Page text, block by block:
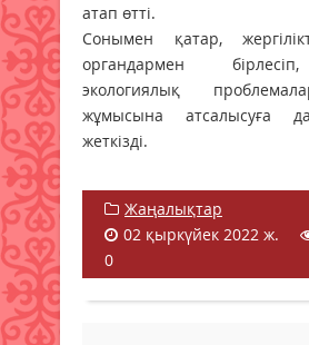
атап өтті.
Сонымен қатар,
органдармен
экологиялық
жұмысына атсалысуға
жеткізді.
Жаңалықтар
02 қыркүйек 2022 ж.
0